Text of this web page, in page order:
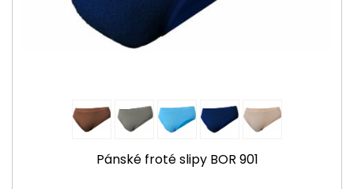
Pánské froté slipy BOR 901